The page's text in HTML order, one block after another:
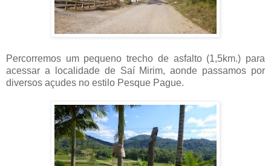
Percorremos um pequeno trecho de asfalto (1,5km.) para
acessar a localidade de Saí Mirim, aonde passamos por
diversos açudes no estilo Pesque Pague.